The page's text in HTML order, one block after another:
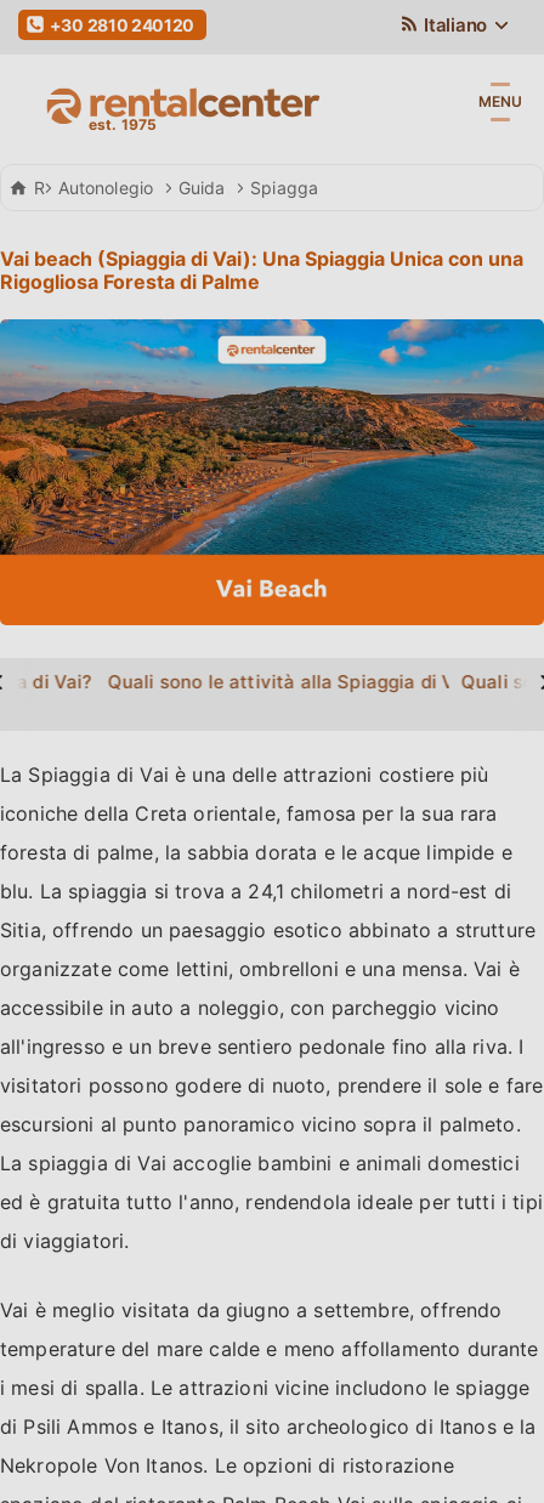
Italiano
+30 2810 240120
MENU
Rental Center Crete
Autonolegio Guida Spiagga
Vai beach (Spiaggia di Vai): Una Spiaggia Unica con una
Rigogliosa Foresta di Palme
di Vai? Quali sono le attività alla Spiaggia di Vai?Quali >
La Spiaggia di Vai è una delle attrazioni costiere più
iconiche della Creta orientale, famosa per la sua rara
foresta di palme, la sabbia dorata e le acque limpide e
blu. La spiaggia si trova a 24,1 chilometri a nord-est di
Sitia, offrendo un paesaggio esotico abbinato a strutture
organizzate come lettini, ombrelloni e una mensa. Vai è
accessibile in auto a noleggio, con parcheggio vicino
all'ingresso e un breve sentiero pedonale fino alla riva. I
visitatori possono godere di nuoto, prendere il sole e fare
escursioni al punto panoramico vicino sopra il palmeto.
La spiaggia di Vai accoglie bambini e animali domestici
ed è gratuita tutto l'anno, rendendola ideale per tutti i tipi
di viaggiatori.
Vai è meglio visitata da giugno a settembre, offrendo
temperature del mare calde e meno affollamento durante
i mesi di spalla. Le attrazioni vicine includono le spiagge
di Psili Ammos e Itanos, il sito archeologico di Itanos e la
Nekropole Von Itanos. Le opzioni di ristorazione